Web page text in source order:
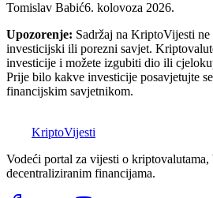
Tomislav Babić6. kolovoza 2026.
Upozorenje: Sadržaj na KriptoVijesti
investicijski ili porezni savjet.
investicije i možete izgubiti dio ili
Prije bilo kakve investicije posavjetujte
financijskim savjetnikom.
KriptoVijesti
Vodeći portal za vijesti o
decentraliziranim financijama.